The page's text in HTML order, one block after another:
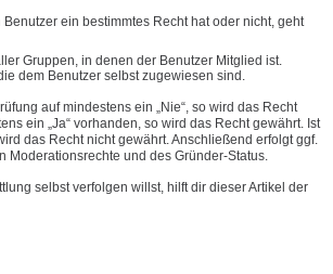
ein bestimmtes Recht hat oder nicht, geht
Gruppen, in denen der Benutzer Mitglied ist.
dem Benutzer selbst zugewiesen sind.
auf mindestens ein „Nie“, so wird das Recht
ein „Ja“ vorhanden, so wird das Recht gewährt. Ist
das Recht nicht gewährt. Anschließend erfolgt ggf.
Moderationsrechte und des Gründer-Status.
selbst verfolgen willst, hilft dir dieser Artikel der